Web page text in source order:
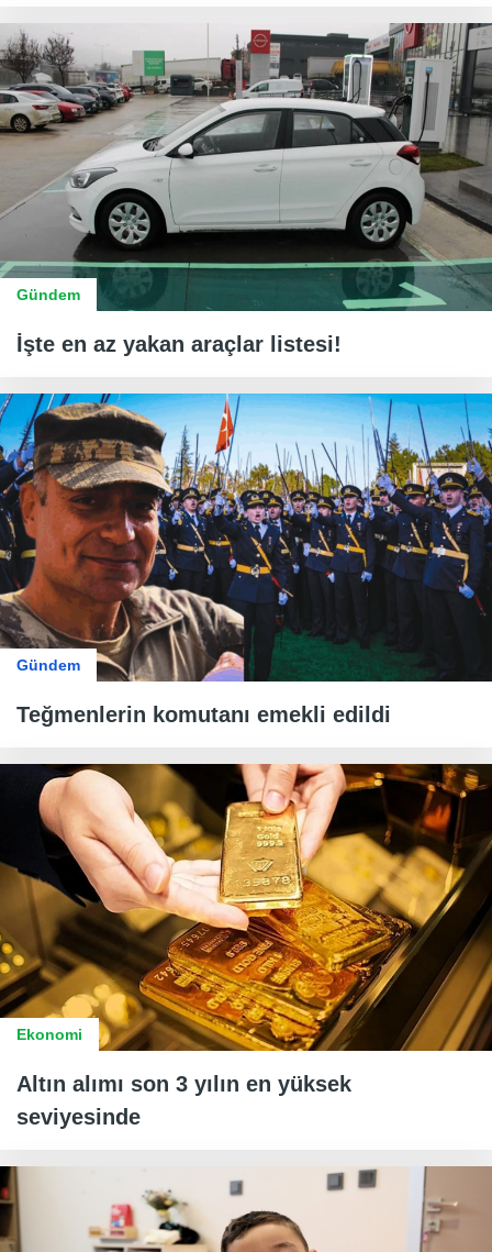
Gündem
İşte en az yakan araçlar listesi!
Gündem
Teğmenlerin komutanı emekli edildi
Ekonomi
Altın alımı son 3 yılın en yüksek
seviyesinde